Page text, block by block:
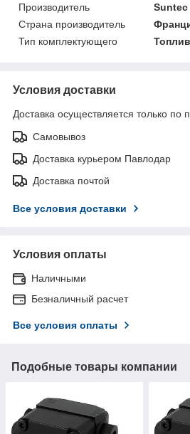
Производитель
Suntec
Страна производитель
Тип комплектующего
Условия доставки
Доставка осуществляется только по
Самовывоз
Доставка курьером Павлодар
Доставка почтой
Все условия доставки
Условия оплаты
Наличными
Безналичный расчет
Все условия оплаты
Подобные товары компании